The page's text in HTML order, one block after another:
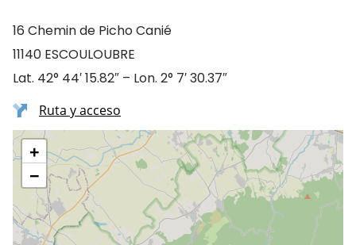
16 Chemin de Picho Canié
11140 ESCOULOUBRE
Lat. 42° 44′ 15.82″ – Lon. 2° 7′ 30.37″
Ruta y acceso
+
−